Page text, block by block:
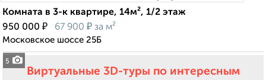
5
Комната в 3-к квартире, 14м², 1/2 этаж
950 000 ₽ 67 900 ₽ за м²
Московское шоссе 25Б
Виртуальные 3D-туры по интересным